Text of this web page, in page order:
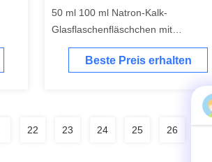
50 ml 100 ml Natron-Kalk-
Glasflaschenfläschchen mit
Gummistopfen und Kappen
Beste Preis erhalten
22 23 24 25 26